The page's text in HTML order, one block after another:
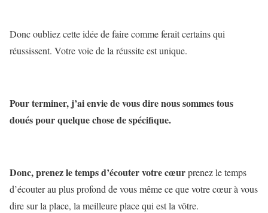
Donc oubliez cette idée de faire comme ferait certains qui
réussissent. Votre voie de la réussite est unique.
Pour terminer, j’ai envie de vous dire nous sommes tous
doués pour quelque chose de spécifique.
Donc, prenez le temps d’écouter votre cœurprenez le temps
d’écouter au plus profond de vous même ce que votre cœur à vous
dire sur la place, la meilleure place qui est la vôtre.